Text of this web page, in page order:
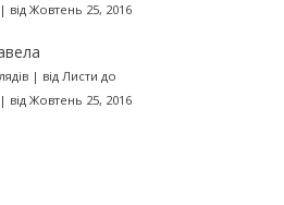
від Жовтень 25, 2016
| від Листи до
від Жовтень 25, 2016